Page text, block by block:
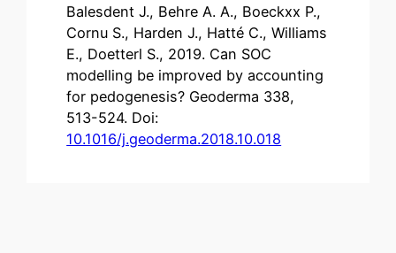
Balesdent J., Behre A. A., Boeckxx P.,
Cornu S., Harden J., Hatté C., Williams
E., Doetterl S., 2019. Can SOC
modelling be improved by accounting
for pedogenesis? Geoderma 338,
513-524. Doi:
10.1016/j.geoderma.2018.10.018